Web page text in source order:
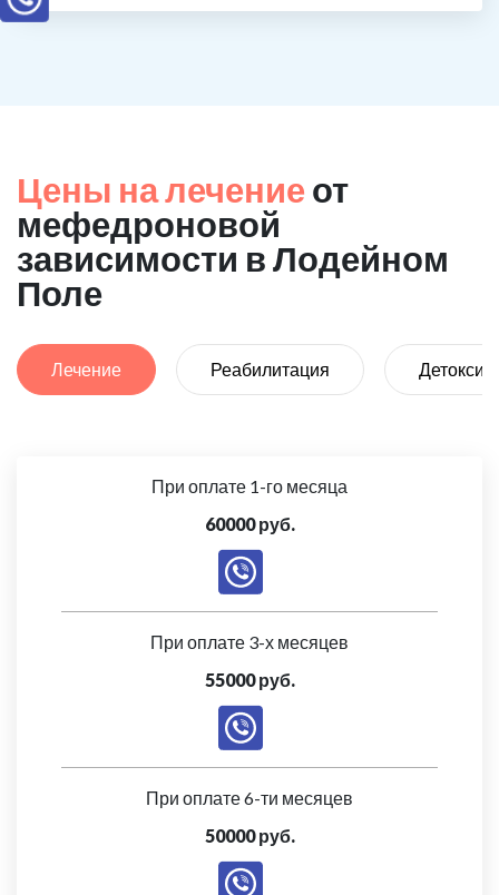
Цены на лечение от
мефедроновой
зависимости в Лодейном
Поле
Лечение Реабилитация
При оплате 1-го месяца
60000 руб.
При оплате 3-х месяцев
55000 руб.
При оплате 6-ти месяцев
50000 руб.